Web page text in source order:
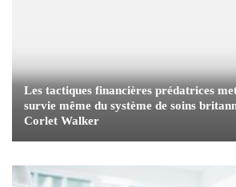
Les tactiques financières prédatrices
survie même du système de soins
Corlet Walker